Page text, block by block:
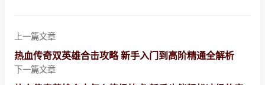
上一篇文章
热血传奇双英雄合击攻略 新手入门到高阶精通全解析
下一篇文章